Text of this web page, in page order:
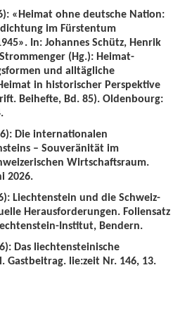
«Heimat ohne deutsche Nation:
im Fürstentum
In: Johannes Schütz, Henrik
(Hg.): Heimat-
und alltägliche
in historischer Perspektive
Beihefte, Bd. 85). Oldenbourg:
Die internationalen
– Souveränität im
Wirtschaftsraum.
2026.
Liechtenstein und die Schweiz-
Herausforderungen. Foliensatz
Institut, Bendern.
Das liechtensteinische
Gastbeitrag. lie:zeit Nr. 146, 13.